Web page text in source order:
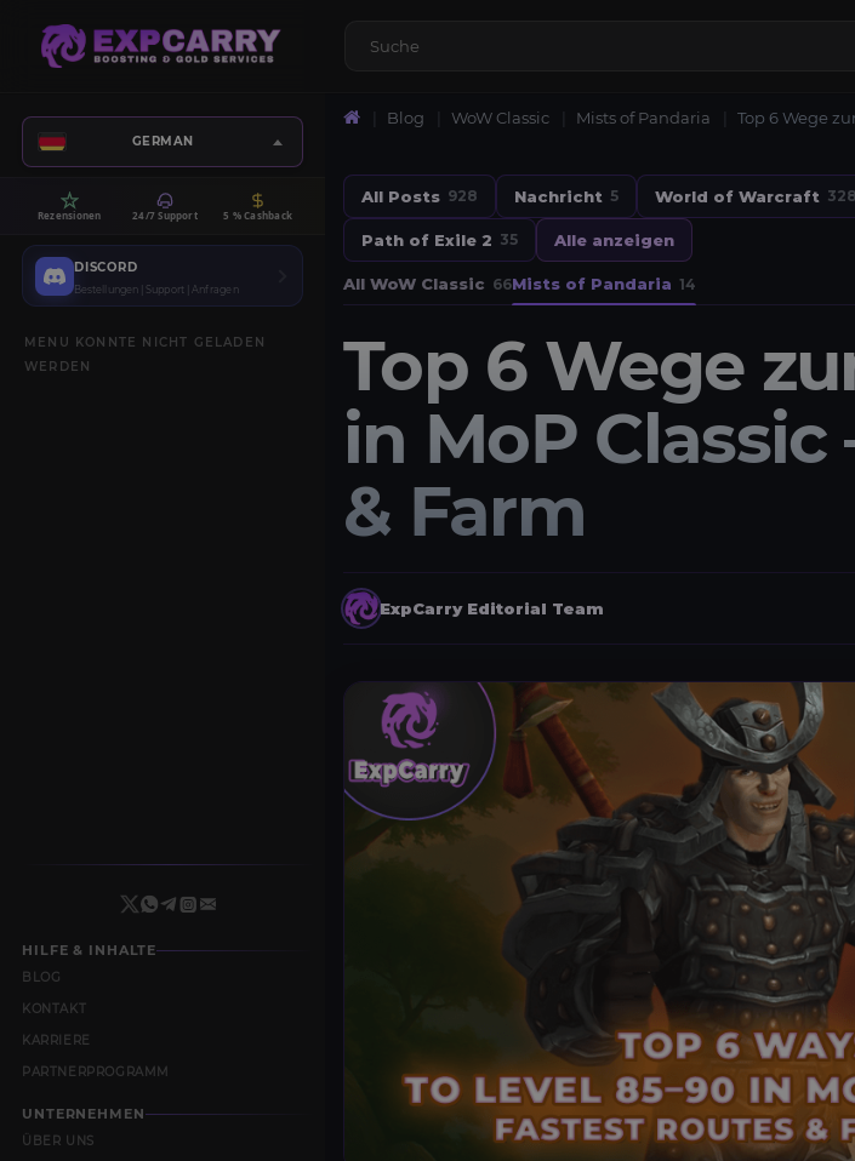
GERMAN
Rezensionen 24/7 Support 5 % Cashback
DISCORD
Bestellungen | Support | Anfragen
MENU KONNTE NICHT GELADEN
WERDEN
HILFE & INHALTE
BLOG
KONTAKT
KARRIERE
PARTNERPROGRAMM
UNTERNEHMEN
ÜBER UNS
Blog WoW Classic Mists of Pandaria Top 6 Wege
All Posts 928 Nachricht 5 World of Warcraft 328
Path of Exile 2 35 Alle anzeigen
All WoW Classic 66Mists of Pandaria 14
Top 6 Wege
in MoP
& Farm
ExpCarry Editorial Team